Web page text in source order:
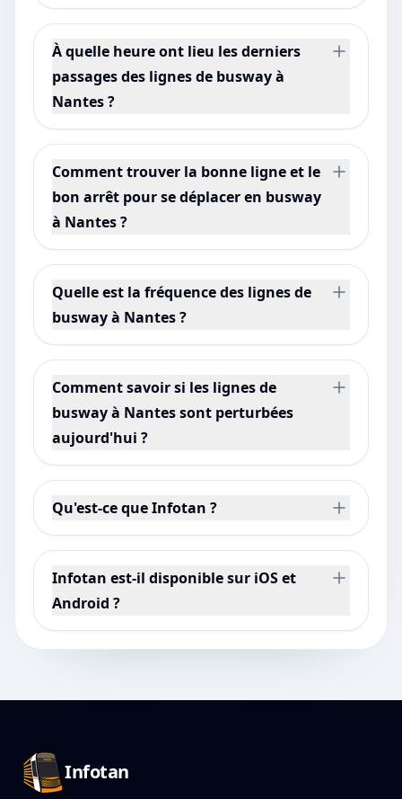
À quelle heure ont lieu les derniers
passages des lignes de busway à
Nantes ?
Comment trouver la bonne ligne et le
bon arrêt pour se déplacer en busway
à Nantes ?
Quelle est la fréquence des lignes de
busway à Nantes ?
Comment savoir si les lignes de
busway à Nantes sont perturbées
aujourd'hui ?
Qu'est-ce que Infotan ?
Infotan est-il disponible sur iOS et
Android ?
Infotan